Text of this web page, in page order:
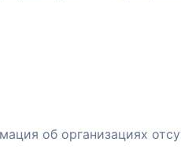
об организациях